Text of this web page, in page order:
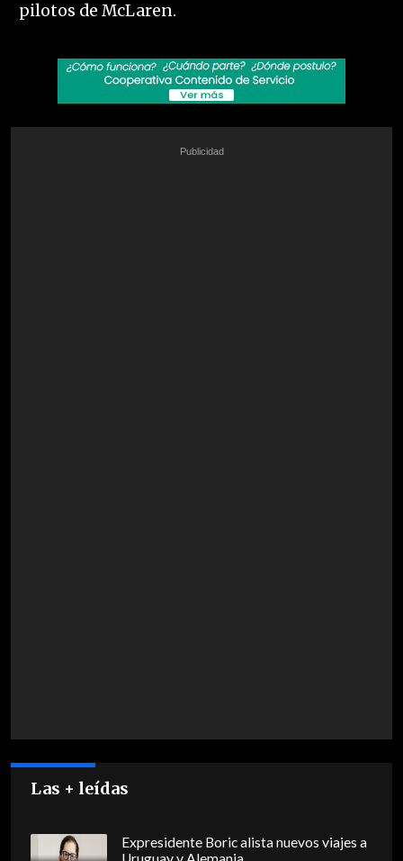
pilotos de McLaren.
Las + leídas
Expresidente Boric alista nuevos viajes a